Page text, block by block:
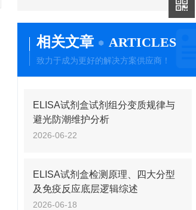
相关文章 ARTICLES
致力于成为更好的解决方案供应商！
ELISA试剂盒试剂组分变质规律与
避光防潮维护分析
2026-06-22
ELISA试剂盒检测原理、四大分型
及免疫反应底层逻辑综述
2026-06-18